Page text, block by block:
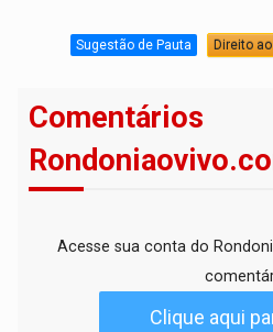
Sugestão de Pauta Direito
Comentários
Acesse sua conta do
Clique aqui